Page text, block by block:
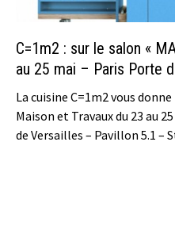
C=1m2 : sur le salon «
au 25 mai – Paris Porte
La cuisine C=1m2 vous
Maison et Travaux du 23 au
de Versailles – Pavillon 5.1 –